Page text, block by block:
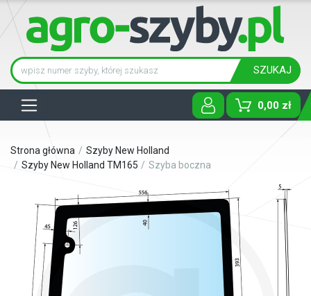
SZUKAJ
0,00 zł
Strona główna
Szyby New Holland
Szyby New Holland TM165
Szyba boczna